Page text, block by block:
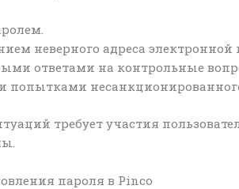
неверного адреса
ответами на контрольные
попытками
требует участия
пароля в Pinco